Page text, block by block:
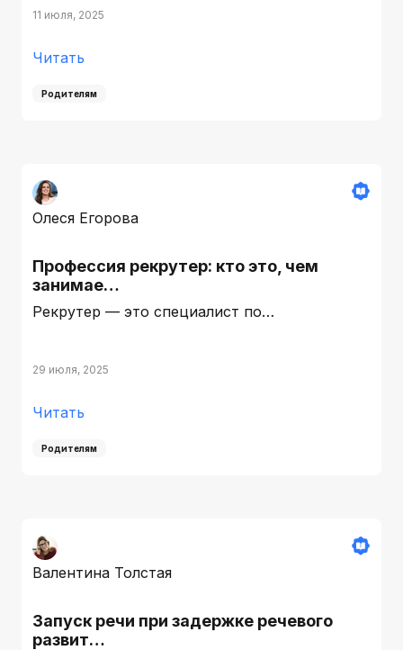
11 июля, 2025
Читать
Родителям
Олеся Егорова
Профессия рекрутер: кто это, чем
занимае…
Рекрутер — это специалист по…
29 июля, 2025
Читать
Родителям
Валентина Толстая
Запуск речи при задержке речевого
развит…